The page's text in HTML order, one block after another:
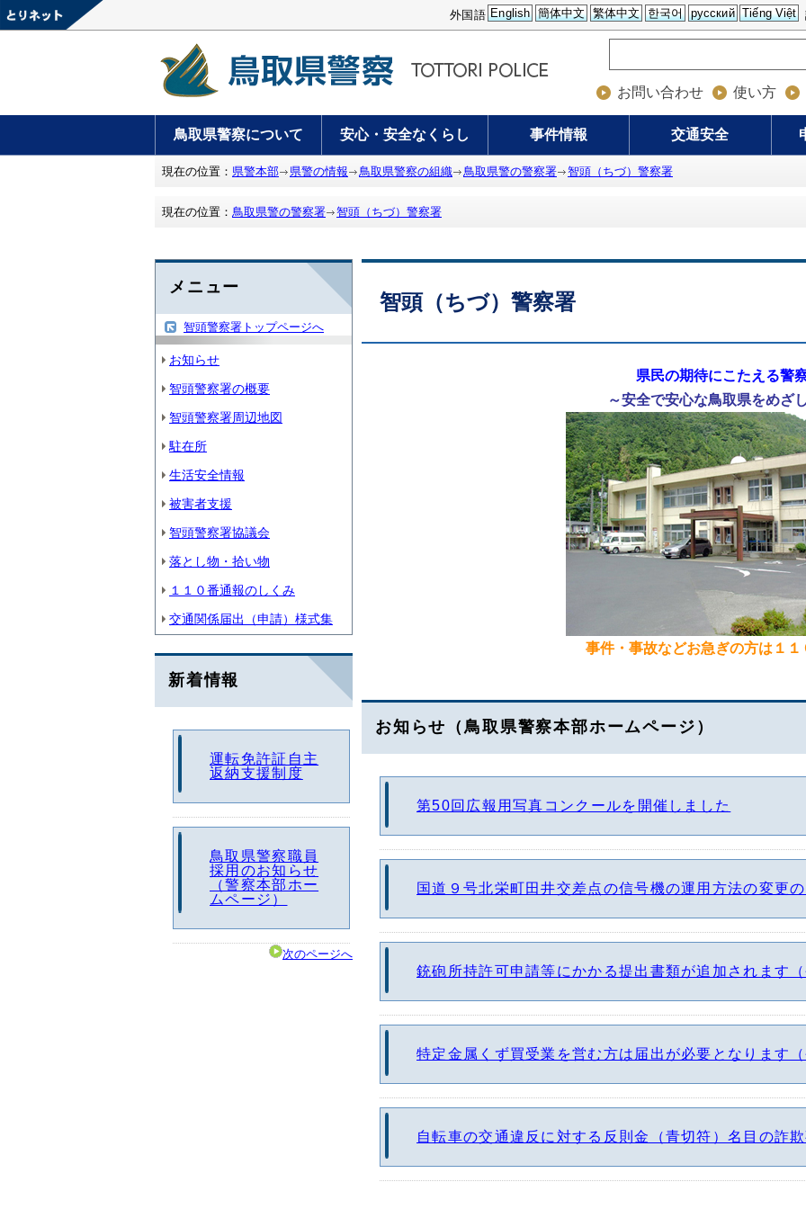
外国語 English 簡体中文 繁体中文 한국어 русский Tiếng Việt
お問い合わせ 使い方
鳥取県警察について 安心・安全なくらし 事件情報 交通安全
現在の位置： 県警本部 県警の情報 鳥取県警察の組織 鳥取県警の警察署 智頭（ちづ）警察署
現在の位置： 鳥取県警の警察署 智頭（ちづ）警察署
メニュー
智頭警察署トップページへ
お知らせ
智頭警察署の概要
智頭警察署周辺地図
駐在所
生活安全情報
被害者支援
智頭警察署協議会
落とし物・拾い物
１１０番通報のしくみ
交通関係届出（申請）様式集
新着情報
運転免許証自主
返納支援制度
鳥取県警察職員
採用のお知らせ
（警察本部ホー
ムページ）
次のページへ
智頭（ちづ）警察署
県民の期待にこたえる警
～安全で安心な鳥取県をめざ
事件・事故などお急ぎの方は１１
お知らせ（鳥取県警察本部ホームページ）
第50回広報用写真コンクールを開催しました
国道９号北栄町田井交差点の信号機の運用方法の変更
銃砲所持許可申請等にかかる提出書類が追加されます
特定金属くず買受業を営む方は届出が必要となります
自転車の交通違反に対する反則金（青切符）名目の詐